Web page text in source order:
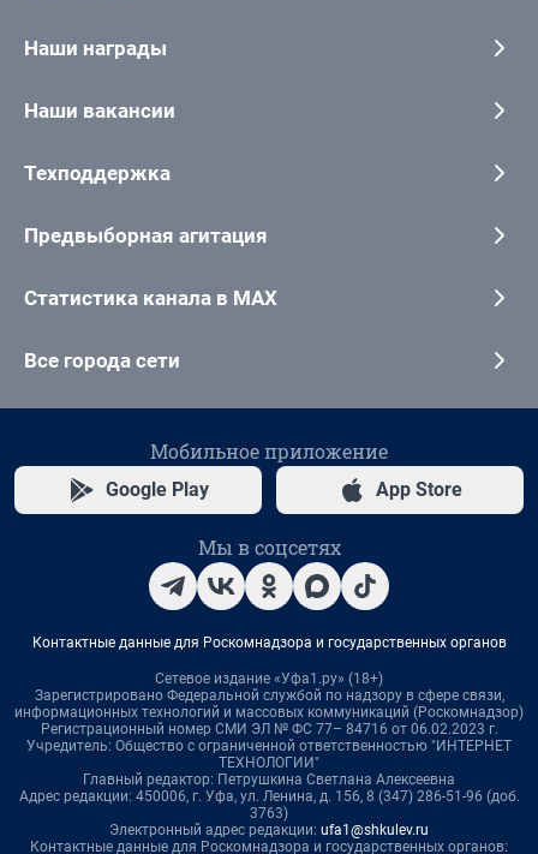
Наши награды
Наши вакансии
Техподдержка
Предвыборная агитация
Статистика канала в MAX
Все города сети
Мобильное приложение
Google Play App Store
Мы в соцсетях
Контактные данные для Роскомнадзора и государственных органов
Сетевое издание «Уфа1.ру» (18+)
Зарегистрировано Федеральной службой по надзору в сфере связи,
информационных технологий и массовых коммуникаций (Роскомнадзор)
Регистрационный номер СМИ ЭЛ № ФС 77– 84716 от 06.02.2023 г.
Учредитель: Общество с ограниченной ответственностью "ИНТЕРНЕТ
ТЕХНОЛОГИИ"
Главный редактор: Петрушкина Светлана Алексеевна
Адрес редакции: 450006, г. Уфа, ул. Ленина, д. 156, 8 (347) 286-51-96 (доб.
3763)
Электронный адрес редакции: ufa1@shkulev.ru
Контактные данные для Роскомнадзора и государственных органов: